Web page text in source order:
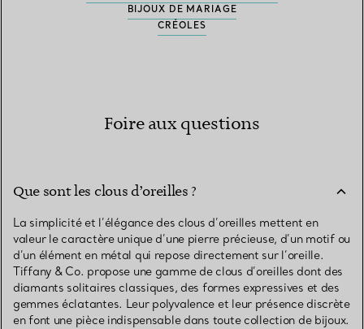
BIJOUX DE MARIAGE
CRÉOLES
Foire aux questions
Que sont les clous d’oreilles ?
La simplicité et l’élégance des clous d’oreilles mettent en
valeur le caractère unique d’une pierre précieuse, d’un motif ou
d’un élément en métal qui repose directement sur l’oreille.
Tiffany & Co. propose une gamme de clous d’oreilles dont des
diamants solitaires classiques, des formes expressives et des
gemmes éclatantes. Leur polyvalence et leur présence discrète
en font une pièce indispensable dans toute collection de bijoux.